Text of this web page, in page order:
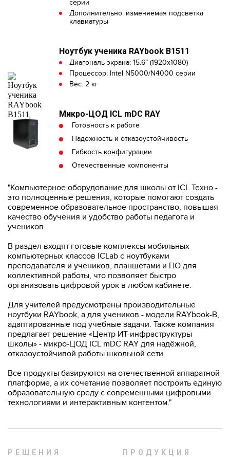
серии
Дополнительно: изменяемая подсветка
клавиатуры
Ноутбук ученика RAYbook B1511
Диагональ экрана: 15.6” (1920x1080)
Процессор: Intel N5000/N4000 серии
Вес: 2 кг
Микро-ЦОД ICL mDC RAY
Готовность к работе
Надежность и отказоустойчивость
Гибкость конфигурации
Отечественные компоненты
"Компьютерное оборудование для школы от ICL Техно -
это полноценные решения, которые помогают создать
современное образовательное пространство, повышая
качество обучения и удобство работы педагога и
учеников.
В раздел входят готовые комплексы мобильных
компьютерных классов ICLab с ноутбуками
преподавателя и учеников, планшетами и ПО для
коллективной работы, что позволяет быстро
организовать цифровой урок в любом кабинете.
Для учителей предусмотрены производительные
ноутбуки RAYbook, а для учеников - модели RAYbook-B,
адаптированные под учебные задачи. Также компания
предлагает решение «Центр ИТ-инфраструктуры
школы» - микро-ЦОД ICL mDC RAY для надёжной,
отказоустойчивой работы школьной сети.
Все продукты базируются на отечественной аппаратной
платформе, а их сочетание позволяет построить единую
образовательную среду с современными цифровыми
технологиями и интерактивным контентом."
РЕШЕНИЯ ПРОДУКЦИЯ